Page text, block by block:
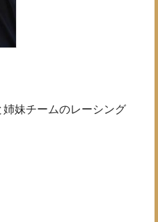
妹チームのレーシング